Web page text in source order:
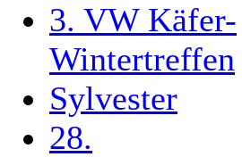
3. VW Käfer-
Wintertreffen
Sylvester
28.